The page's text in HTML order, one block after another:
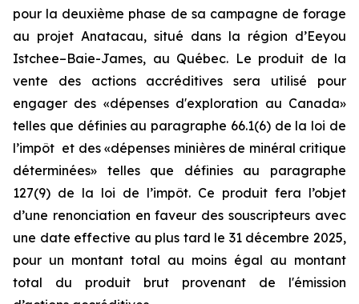
pour la deuxième phase de sa campagne de forage
au projet Anatacau, situé dans la région d’Eeyou
Istchee–Baie-James, au Québec. Le produit de la
vente des actions accréditives sera utilisé pour
engager des «dépenses d'exploration au Canada»
telles que définies au paragraphe 66.1(6) de la loi de
l’impôt et des «dépenses minières de minéral critique
déterminées» telles que définies au paragraphe
127(9) de la loi de l’impôt. Ce produit fera l’objet
d’une renonciation en faveur des souscripteurs avec
une date effective au plus tard le 31 décembre 2025,
pour un montant total au moins égal au montant
total du produit brut provenant de l'émission